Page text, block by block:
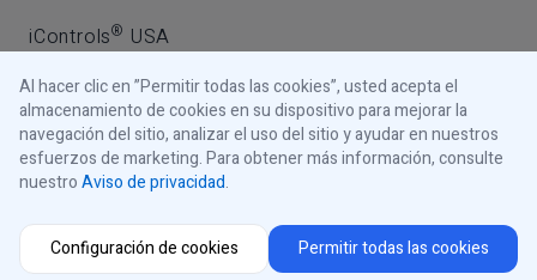
LinkedIn
iControls® USA
© 2026 iControls Inc.
Aviso de privacidad
Aviso de cookies
Sus opciones de privacidad
Al hacer clic en ”Permitir todas las cookies”, usted acepta el
almacenamiento de cookies en su dispositivo para mejorar la
navegación del sitio, analizar el uso del sitio y ayudar en nuestros
esfuerzos de marketing. Para obtener más información, consulte
nuestroAviso de privacidad.
Configuración de cookies Permitir todas las cookies